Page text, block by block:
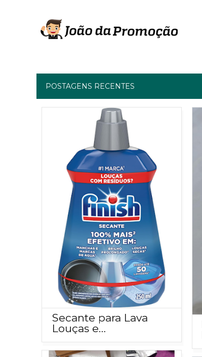
POSTAGENS RECENTES
Secante para Lava
Louças e
Abrilhantador Finish
250ml